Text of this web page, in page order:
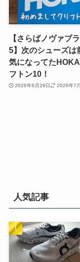
【さらばノヴァブ
5】次のシューズは
気になってた
フトン10！
2026年6月29日 2026年7
人気記事